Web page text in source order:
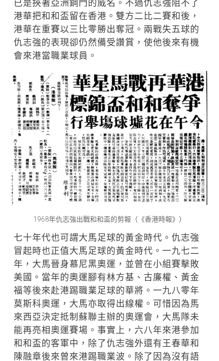
已是挾著亞洲鋼門的威名。不過仇志強阻不了
港華把和和盃留在香港。雙方二比二賽和後，
港華在重賽以三比零勝出奪冠。兩戰失五球的
仇志強的表現卻仍然備受讚賞，使他後來有機
會來港當職業球員。
1968年仇志強出戰和和盃的剪報（《香港時報》）
七十年代也可謂大馬足球的黃金時代。仇志強
冒起時也正值大馬足球的黃金時代。一九七二
年，大馬晉身慕尼黑奧運，並曾在小組賽擊敗
美國。當年的奧運腳有林方基、古廉權、黃金
福等後來赴港踢職業足球的華將。一九八零年
莫斯科奧運，大馬亦取得出線權。可惜因為馬
來西亞決定抵制蘇聯主辦的奧運會，大馬隊未
能再亮相奧運賽場。事實上，六八年來港參加
和和盃的客軍中，除了仇志強外還有王春華和
陳融章後來曾來港踢職業波。除了因為沒有語